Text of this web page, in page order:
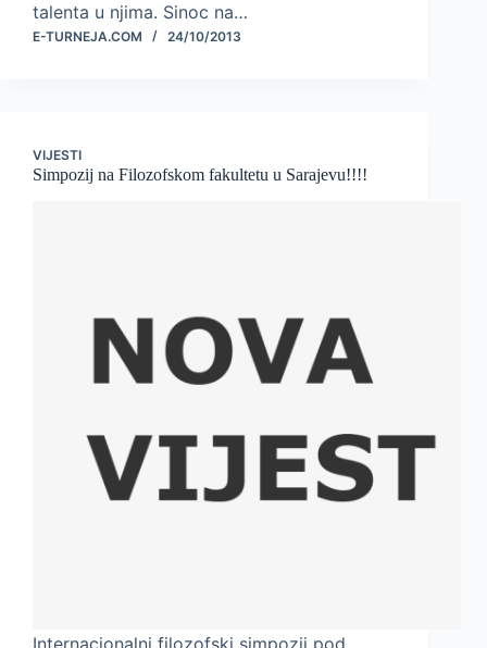
talenta u njima. Sinoc na…
E-TURNEJA.COM 24/10/2013
VIJESTI
Simpozij na Filozofskom fakultetu u Sarajevu!!!!